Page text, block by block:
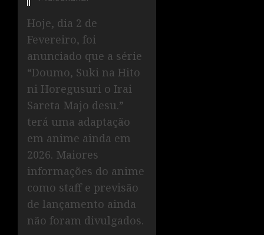
Hoje, dia 2 de
Fevereiro, foi
anunciado que a série
“Doumo, Suki na Hito
ni Horegusuri o Irai
Sareta Majo desu.”
terá uma adaptação
em anime ainda em
2026. Maiores
informações do anime
como staff e previsão
de lançamento ainda
não foram divulgados.